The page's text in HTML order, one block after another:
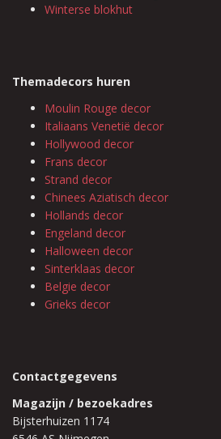
Winterse blokhut
Themadecors huren
Moulin Rouge decor
Italiaans Venetië decor
Hollywood decor
Frans decor
Strand decor
Chinees Aziatisch decor
Hollands decor
Engeland decor
Halloween decor
Sinterklaas decor
Belgie decor
Grieks decor
Contactgegevens
Magazijn / bezoekadres
Bijsterhuizen 1174